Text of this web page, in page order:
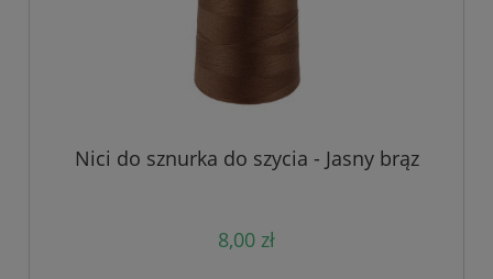
Nici do sznurka do szycia - Jasny brąz
8,00 zł